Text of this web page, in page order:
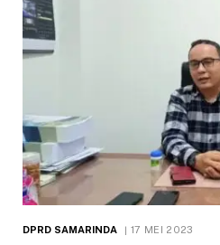
DPRD SAMARINDA 17 MEI 2023